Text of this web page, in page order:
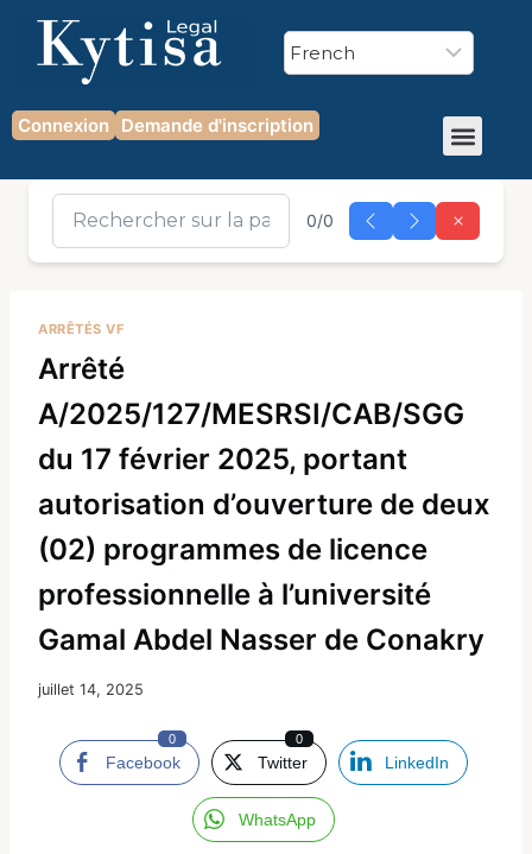
Connexion Demande d'inscription
0/0
ARRÊTÉS VF
Arrêté
A/2025/127/MESRSI/CAB/SGG
du 17 février 2025, portant
autorisation d’ouverture de deux
(02) programmes de licence
professionnelle à l’université
Gamal Abdel Nasser de Conakry
juillet 14, 2025
Facebook
0
Twitter
0
LinkedIn
WhatsApp